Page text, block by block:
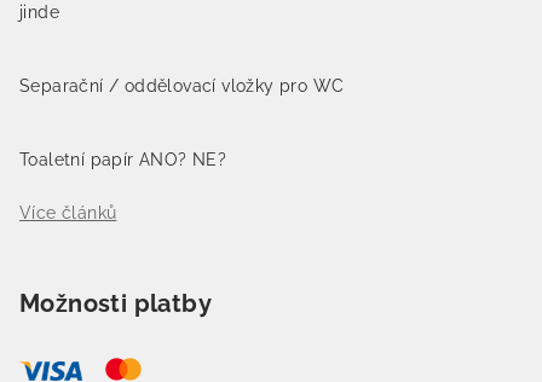
jinde
Separační / oddělovací vložky pro WC
Toaletní papír ANO? NE?
Více článků
Možnosti platby